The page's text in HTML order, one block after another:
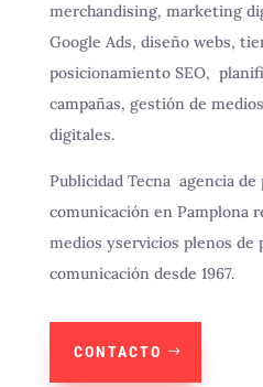
merchandising, marketing
Google Ads, diseño webs,
posicionamiento SEO,
campañas, gestión de
digitales.
Publicidad Tecna agencia de
comunicación en Pamplona
medios yservicios plenos de
comunicación desde 1967.
CONTACTO